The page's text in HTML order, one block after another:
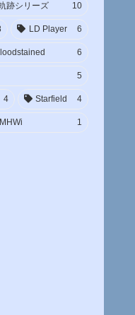
跡シリーズ 10
LD Player 6
6
5
4 Starfield 4
MHWi 1